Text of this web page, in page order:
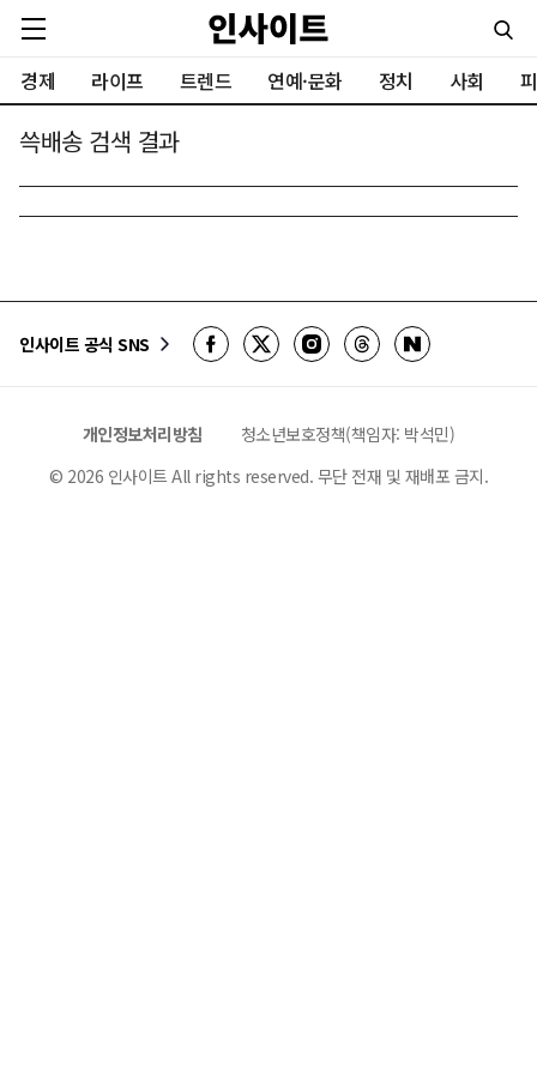
경제 라이프 트렌드 연예·문화 정치 사회
쓱배송 검색 결과
인사이트 공식 SNS
개인정보처리방침
청소년보호정책(책임자: 박석민)
© 2026 인사이트 All rights reserved. 무단 전재 및 재배포 금지.